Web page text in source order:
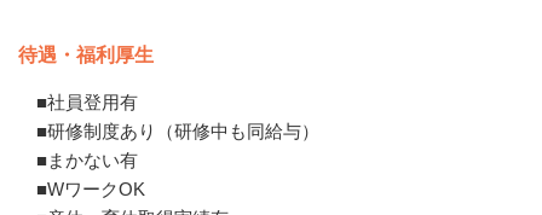
待遇・福利厚生
■社員登用有
■研修制度あり（研修中も同給与）
■まかない有
■WワークOK